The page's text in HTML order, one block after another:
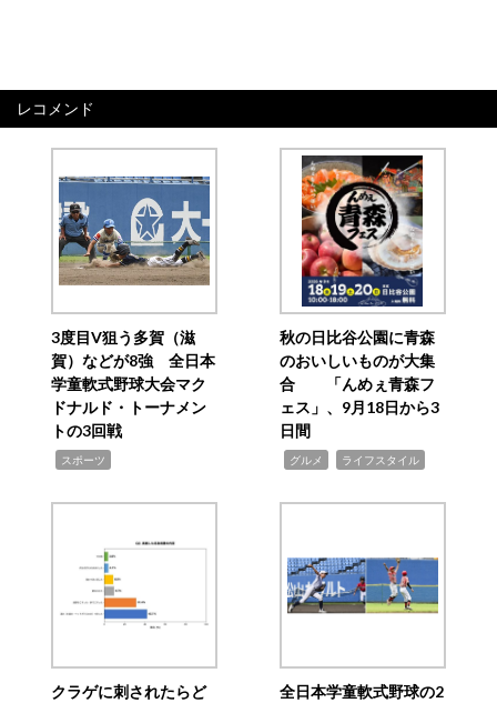
レコメンド
3度目V狙う多賀（滋
賀）などが8強 全日本
学童軟式野球大会マク
ドナルド・トーナメン
トの3回戦
スポーツ
秋の日比谷公園に青森
のおいしいものが大集
合 「んめぇ青森フ
ェス」、9月18日から3
日間
グルメ ライフスタイル
クラゲに刺されたらど
全日本学童軟式野球の2